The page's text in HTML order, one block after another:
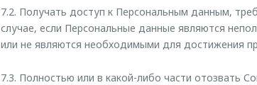
7.2. Получать доступ к Персональным данным,
случае, если Персональные данные являются
или не являются необходимыми для достижения
7.3. Полностью или в какой-либо части отозвать